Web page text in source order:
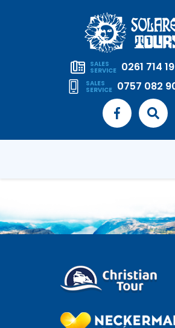
SALES
SERVICE 0261 714
SALES
SERVICE 0757 082